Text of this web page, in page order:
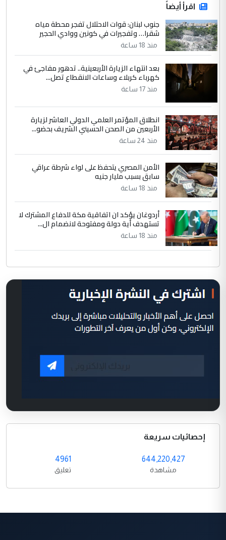
اقرأ أيضاً
جنوب لبنان: قوات الاحتلال تفجر محطة مياه
شقرا… وتفجيرات في كونين ووادي الحجير
منذ 18 ساعة
بعد انتهاء الزيارة الأربعينية.. تدهور مفاجئ في
كهرباء كربلاء وساعات الانقطاع تصل...
منذ 17 ساعة
انطلاق المؤتمر العلمي الدولي العاشر لزيارة
الأربعين من الصحن الحسيني الشريف بحضو...
منذ 24 ساعة
الأمن المصري يتحفظ على لواء شرطة عراقي
سابق بسبب مليار جنيه
منذ 18 ساعة
أردوغان يؤكد ان اتفاقية مكة للدفاع المشترك لا
تستهدف أية دولة ومفتوحة لانضمام ال...
منذ 18 ساعة
إحصائيات سريعة
644,220,427
مشاهدة
4961
تعليق